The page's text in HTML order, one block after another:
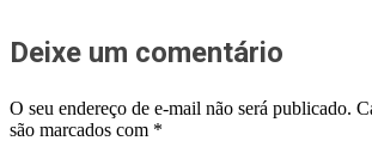
Deixe um comentário
O seu endereço de e-mail não será publicado.
são marcados com *